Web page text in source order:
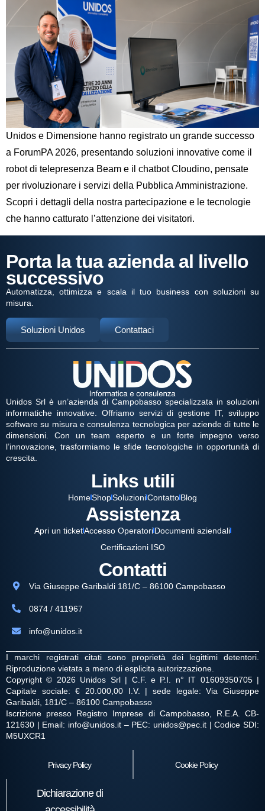
Unidos e Dimensione hanno registrato un grande successo
a ForumPA 2026, presentando soluzioni innovative come il
robot di telepresenza Beam e il chatbot Cloudino, pensate
per rivoluzionare i servizi della Pubblica Amministrazione.
Scopri i dettagli della nostra partecipazione e le tecnologie
che hanno catturato l’attenzione dei visitatori.
Porta la tua azienda al livello
successivo
Automatizza, ottimizza e scala il tuo business con soluzioni su
misura.
Soluzioni Unidos Contattaci
Unidos Srl è un’azienda di Campobasso specializzata in soluzioni
informatiche innovative. Offriamo servizi di gestione IT, sviluppo
software su misura e consulenza tecnologica per aziende di tutte le
dimensioni. Con un team esperto e un forte impegno verso
l’innovazione, trasformiamo le sfide tecnologiche in opportunità di
crescita.
Links utili
HomeShopSoluzioniContattoBlog
Assistenza
Apri un ticketAccesso OperatoriDocumenti aziendali
Certificazioni ISO
Contatti
Via Giuseppe Garibaldi 181/C – 86100 Campobasso
0874 / 411967
info@unidos.it
I marchi registrati citati sono proprietà dei legittimi detentori.
Riproduzione vietata a meno di esplicita autorizzazione.
Copyright © 2026 Unidos Srl | C.F. e P.I. n° IT 01609350705 |
Capitale sociale: € 20.000,00 I.V. | sede legale: Via Giuseppe
Garibaldi, 181/C – 86100 Campobasso
Iscrizione presso Registro Imprese di Campobasso, R.E.A. CB-
121630 | Email: info@unidos.it – PEC: unidos@pec.it | Codice SDI:
M5UXCR1
Privacy Policy Cookie Policy
Dichiarazione di